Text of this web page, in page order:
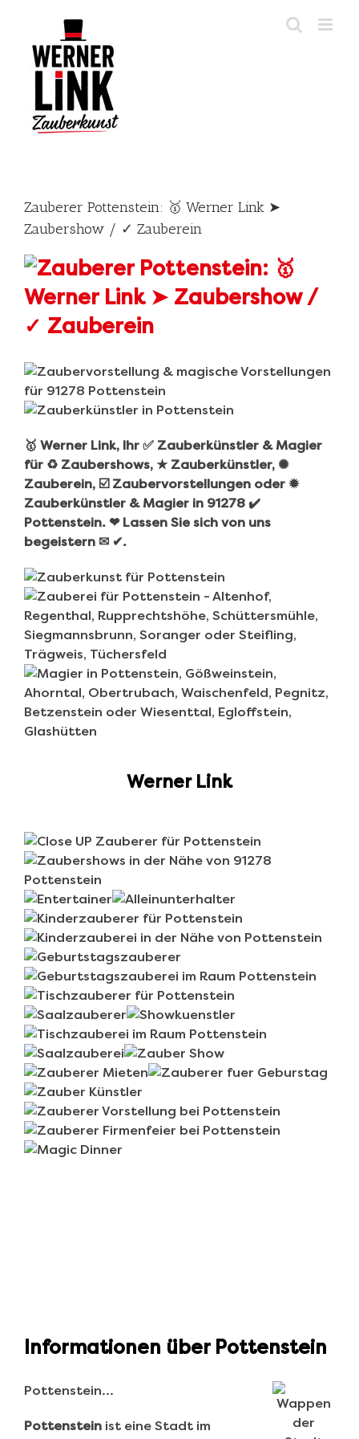
content
Zauberer Pottenstein: 🥇 Werner Link ➤
Zaubershow / ✓ Zauberein
🥇 Werner Link, Ihr ✅ Zauberkünstler & Magier
für ♻ Zaubershows, ★ Zauberkünstler, ✺
Zauberein, ☑️ Zaubervorstellungen oder ✹
Zauberkünstler & Magier in 91278 ✔️
Pottenstein. ❤ Lassen Sie sich von uns
begeistern ✉ ✔.
Werner Link
Informationen über Pottenstein
Pottenstein…
Pottenstein ist eine Stadt im